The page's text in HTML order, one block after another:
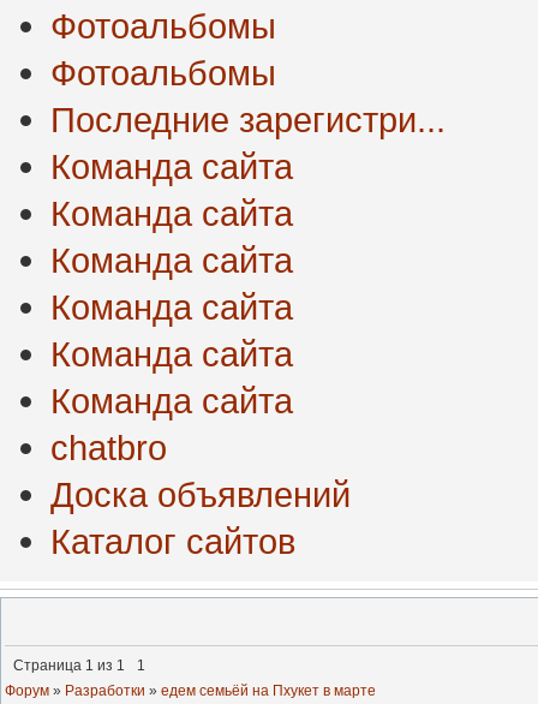
Фотоальбомы
Фотоальбомы
Последние зарегистри...
Команда сайта
Команда сайта
Команда сайта
Команда сайта
Команда сайта
Команда сайта
chatbro
Доска объявлений
Каталог сайтов
Страница 1 из 1
1
Форум » Разработки » едем семьёй на Пхукет в марте